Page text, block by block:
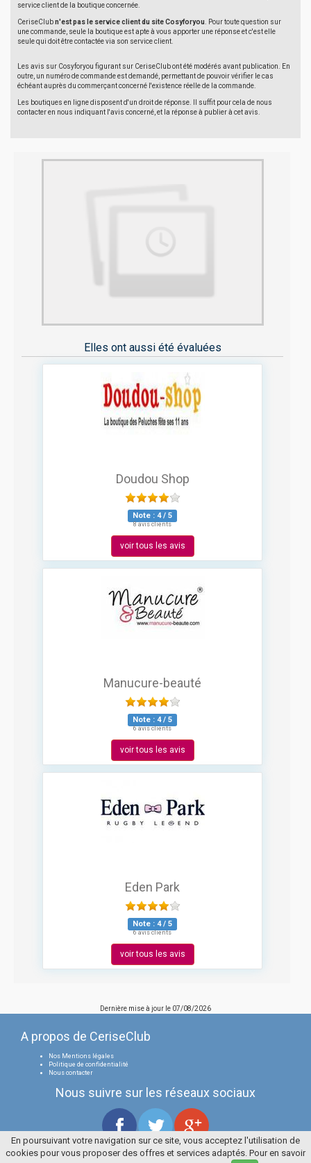
service client de la boutique concernée.
CeriseClubn'est pas le service client du site Cosyforyou . Pour toute question sur
une commande, seule la boutique est apte à vous apporter une réponse et c'est elle
seule qui doit être contactée via son service client.
Les avis sur Cosyforyou figurant sur CeriseClub ont été modérés avant publication. En
outre, un numéro de commande est demandé, permettant de pouvoir vérifier le cas
échéant auprès du commerçant concerné l'existence réelle de la commande.
Les boutiques en ligne disposent d'un droit de réponse. Il suffit pour cela de nous
contacter en nous indiquant l'avis concerné, et la réponse à publier à cet avis.
Elles ont aussi été évaluées
Doudou Shop
Note : 4/ 5
8 avis clients
voir tous les avis
Manucure-beauté
Note : 4/ 5
6 avis clients
voir tous les avis
Eden Park
Note : 4/ 5
6 avis clients
voir tous les avis
Dernière mise à jour le 07/08/2026
A propos de CeriseClub
Nos Mentions légales
Politique de confidentialité
Nous contacter
Nous suivre sur les réseaux sociaux
Tous droits réservés
En poursuivant votre navigation sur ce site, vous acceptez l'utilisation de
cookies pour vous proposer des offres et services adaptés. Pour en savoir